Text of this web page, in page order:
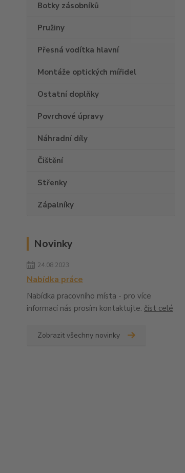
Botky zásobníků
Pružiny
Přesná vodítka hlavní
Montáže optických mířidel
Ostatní doplňky
Povrchové úpravy
Náhradní díly
Čištění
Střenky
Zápalníky
Novinky
24.08.2023
Nabídka práce
Nabídka pracovního místa - pro více
informací nás prosím kontaktujte. číst celé
Zobrazit všechny novinky